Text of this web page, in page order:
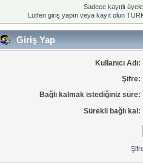
Sadece kayıtlı
Lütfen giriş yapın veya kayıt olun
Giriş Yap
Kullanıcı Adı:
Şifre:
Bağlı kalmak istediğiniz süre:
Sürekli bağlı kal: